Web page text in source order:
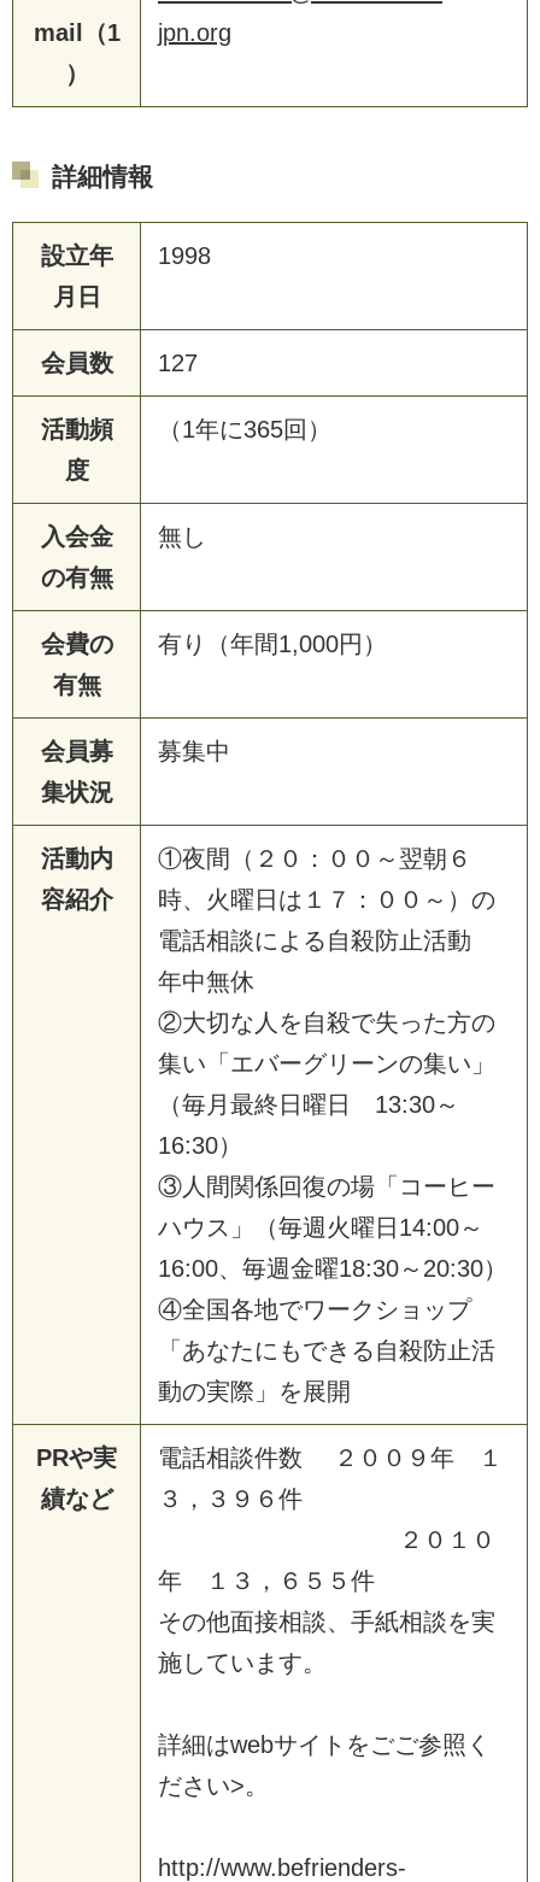
mail（1
）
jpn.org
詳細情報
設立年
月日
1998
会員数 127
活動頻
度
（1年に365回）
入会金
の有無
無し
会費の
有無
有り（年間1,000円）
会員募
集状況
募集中
活動内
容紹介
①夜間（２０：００～翌朝６
時、火曜日は１７：００～）の
電話相談による自殺防止活動
年中無休
②大切な人を自殺で失った方の
集い「エバーグリーンの集い」
（毎月最終日曜日 13:30～
16:30）
③人間関係回復の場「コーヒー
ハウス」（毎週火曜日14:00～
16:00、毎週金曜18:30～20:30）
④全国各地でワークショップ
「あなたにもできる自殺防止活
動の実際」を展開
PRや実
績など
電話相談件数 ２００９年 １
３，３９６件
２０１０
年 １３，６５５件
その他面接相談、手紙相談を実
施しています。
詳細はwebサイトをごご参照く
ださい>。
http://www.befrienders-